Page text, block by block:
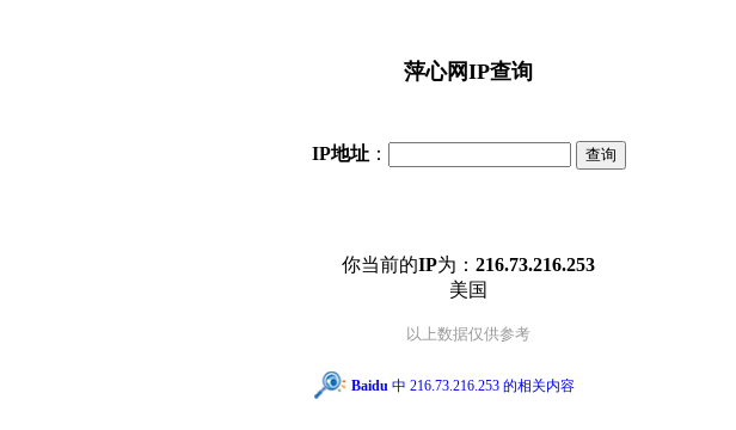
萍心网IP查询
IP地址：
你当前的IP为： 216.73.216.253
美国
以上数据仅供参考
Baidu 中 216.73.216.253 的相关内容